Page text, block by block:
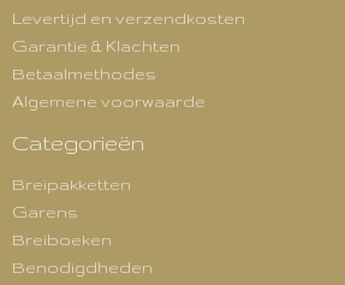
Levertijd en verzendkosten
Garantie & Klachten
Betaalmethodes
Algemene voorwaarde
Categorieën
Breipakketten
Garens
Breiboeken
Benodigdheden